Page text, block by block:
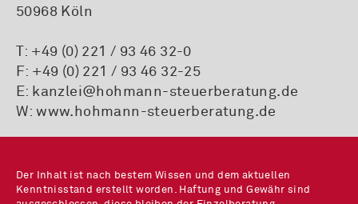
50968 Köln
T: +49 (0) 221 / 93 46 32-0
F: +49 (0) 221 / 93 46 32-25
E: kanzlei@hohmann-steuerberatung.de
W:www.hohmann-steuerberatung.de
Der Inhalt ist nach bestem Wissen und dem aktuellen
Kenntnisstand erstellt worden. Haftung und Gewähr sind